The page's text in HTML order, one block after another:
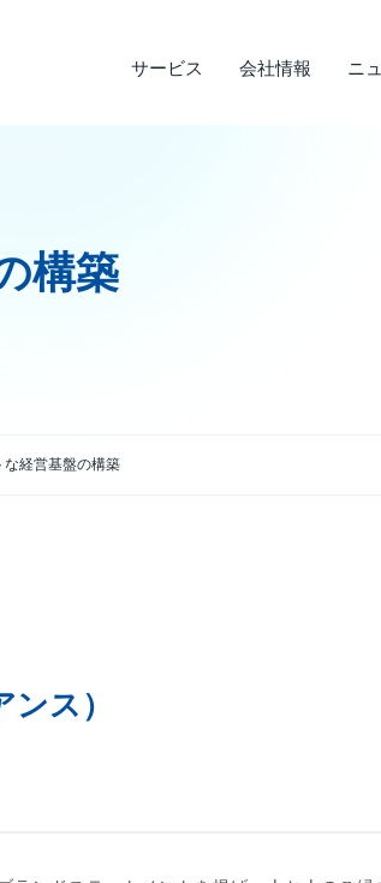
サービス
ライフデザインサービス
会社情報
経営理念
ニ
メディア実績
IRライブラリ
環境への取り組み
構築
な経営基盤の構築
ス）